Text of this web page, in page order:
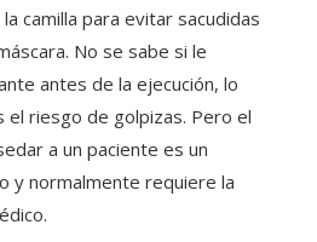
camilla para evitar sacudidas
No se sabe si le
antes de la ejecución, lo
el riesgo de golpizas. Pero el
a un paciente es un
y normalmente requiere la